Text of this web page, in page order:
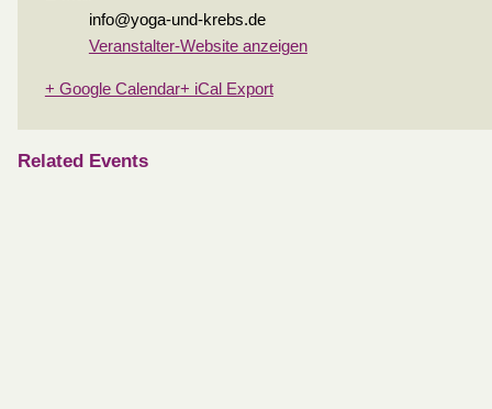
info@yoga-und-krebs.de
Veranstalter-Website anzeigen
+ Google Calendar+ iCal Export
Related Events